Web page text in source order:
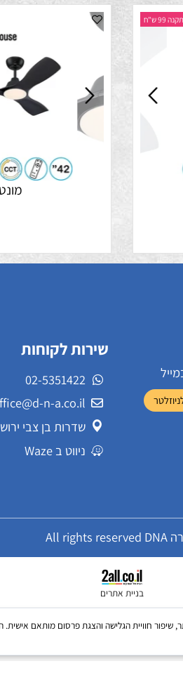
שירות לקוחות
02-5351422
office@d-n-a.co.il
בניית אתרים